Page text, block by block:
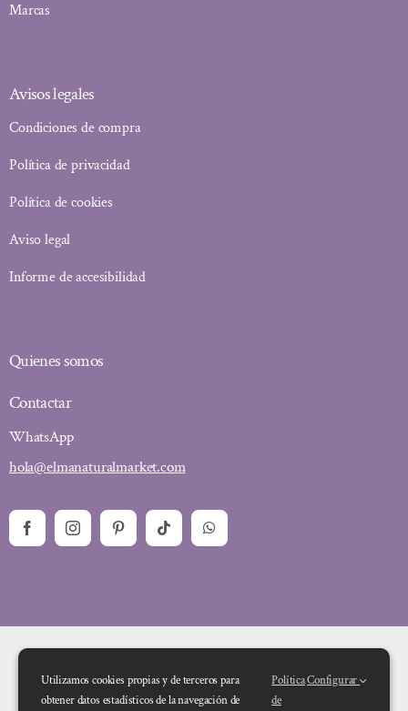
Marcas
Avisos legales
Condiciones de compra
Política de privacidad
Política de cookies
Aviso legal
Informe de accesibilidad
Quienes somos
Contactar
WhatsApp
hola@elmanaturalmarket.com
Utilizamos cookies propias y de terceros para
obtener datos estadísticos de la navegación de
Política
de
Configurar